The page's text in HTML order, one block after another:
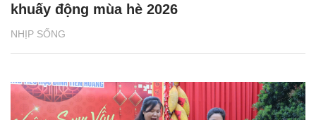
NHỊP SỐNG
khuấy động mùa hè 2026